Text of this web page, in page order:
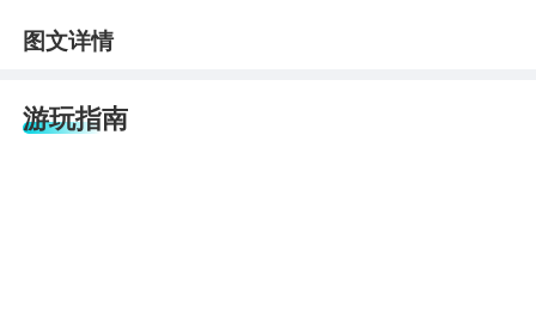
图文详情
游玩指南